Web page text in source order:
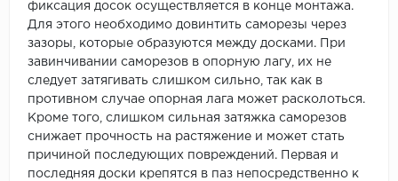
фиксация досок осуществляется в конце монтажа.
Для этого необходимо довинтить саморезы через
зазоры, которые образуются между досками. При
завинчивании саморезов в опорную лагу, их не
следует затягивать слишком сильно, так как в
противном случае опорная лага может расколоться.
Кроме того, слишком сильная затяжка саморезов
снижает прочность на растяжение и может стать
причиной последующих повреждений. Первая и
последняя доски крепятся в паз непосредственно к